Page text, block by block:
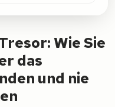
Wie Sie
das
und nie